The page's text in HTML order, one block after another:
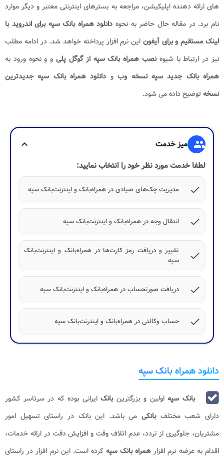
های ارائه دهنده اپلیکیشن، مراجعه به بسترهای اینترنتی معتبر و دیگر موارد
نام برد. در مقاله حال حاضر به نحوه دانلود همراه بانک سپه برای اندروید با
لینک مستقیم و برای آیفون این نرم افزار پرداخته خواهد شد. در ادامه مطلب
نیز در ارتباط با شیوهنصب همراه بانک سپه از گوگل پلیو و نحوه ورود به
همراه بانک جدید سپه نسخه وب​و دانلود همراه بانک سپه جدیدترین
نسخه توضیح داده می شود.
group میز خدمت
expand_more
لطفا خدمت مورد نظر خود را انتخاب نمایید:
check
مدیریت چک‌های صیادی در همراه‌بانک و اینترنت‌بانک سپه
check انتقال وجه در همراه‌بانک و اینترنت‌بانک سپه
check
تغییر و دریافت رمز کارت‌ها در همراه‌بانک و اینترنت‌بانک
سپه
check دریافت صورتحساب در همراه‌بانک و اینترنت‌بانک سپه
check حساب وکالتی در همراه‌بانک و اینترنت‌بانک سپه
دانلود همراه بانک سپه
بانک سپهاولین و بزرگترینبانکایرانی بوده که در سرتاسر کشور
دارای شعب مختلفبانکی می باشد. این بانک در راستای تسهیل امور
مشتریان، جلوگیری از تردد، عدم اتلاف وقت و افزایش دقت در ارائه خدمات،
اقدام به عرضه نرم افزارهمراه بانک سپه کرده است. این نرم افزار در راستای